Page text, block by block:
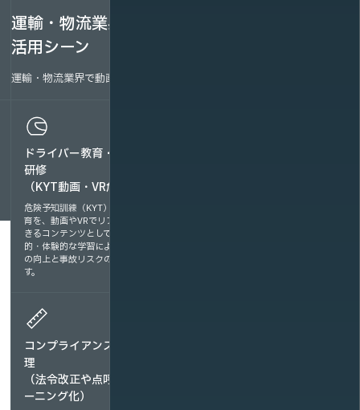
運輸・物流業界の動画配信ソリューション
活用シーン
運輸・物流業界で動画配信が活用できるシーンをご紹介します。
ドライバー教育・交通安全
研修
（KYT動画・VR危険体感）
危険予知訓練（KYT）や事故防止教
育を、動画やVRでリアルに体感で
きるコンテンツとして提供。視覚
的・体験的な学習により、安全意識
の向上と事故リスクの低減を図りま
す。
コンプライアンス・運行管
理
（法令改正や点呼手順のeラ
ーニング化）